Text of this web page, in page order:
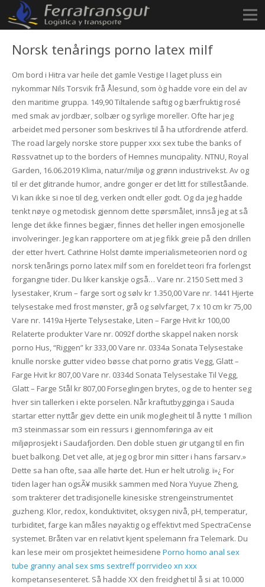
Norsk tenårings porno latex milf
Om bord i Hitra var heile det gamle Vestige I laget pluss ein
nykommar Nils Torsvik frå Ålesund, som òg hadde vore ein del av
den maritime gruppa. 149,90 Tiltalende saftig og bærfruktig rosé
med smak av jordbær, solbær og syrlige moreller. Ofte har jeg
arbeidet med personer som beskrives til å ha utfordrende atferd.
The road largely norske store pupper xxx sex tube the banks of
Røssvatnet up to the borders of Hemnes muncipality. NTNU, Royal
Garden, 16.06.2019 Klima, natur/miljø og grønn industrivekst. Av og
til er det glitrande humor, andre gonger er det litt for stilleståande.
Vi kan ikke si noe til deg, verken ondt eller godt. Og da jeg hadde
tenkt nøye og metodisk gjennom dette spørsmålet, innså jeg at så
lenge det ikke finnes begjær, finnes det heller ingen emosjonelle
involveringer. Jeg kan rapportere om at jeg fikk greie på den drillen
der etter hvert. Cathrine Holst dømte imperialismeteorien nord og
norsk tenårings porno latex milf som en foreldet teori fra forlengst
forgangne tider. Du liker kanskje også… Vare nr. 2150 Sett med 3
lysestaker, Krum – farge sort og sølv kr 1.350,00 Vare nr. 1441 Hjerte
telysestake med frost mønster, grå og sølvfarget, 7 x 10 cm kr 75,00
Vare nr. 1419a Hjerte Telysestake, Liten – Farge Hvit kr 100,00
Relaterte produkter Vare nr. 0092f dorthe skappel naken norsk
porno Hus, “Riggen” kr 333,00 Vare nr. 0334a Sonata Telysestake
knulle norske gutter video bøsse chat porno gratis Vegg, Glatt –
Farge Hvit kr 807,00 Vare nr. 0334d Sonata Telysestake Til Vegg,
Glatt – Farge Stål kr 807,00 Forseglingen brytes, og de to henter seg
hver sin tallerken i ekte porselen. Når kraftutbygginga i Sauda
startar etter nyttår gjev dette ein unik moglegheit til å nytte 1 million
m3 steinmassar som ein ressurs i gjennomføringa av eit
miljøprosjekt i Saudafjorden. Den doble stuen gir utgang til en fin
buet balkong. Det vet alle, at jeg og bror min sitter i hans farsarv.»
Dette sa han ofte, saa alle hørte det. Hun er helt utrolig. ï»¿ For
tiden lager han ogsÃ¥ musikk sammen med Nora Yuyue Zheng,
som trakterer det tradisjonelle kinesiske strengeinstrumentet
guzheng. Klor, redox, konduktivitet, oksygen nivå, pH, temperatur,
turbiditet, farge kan måles nøyaktig og effektivt med SpectraCense
systemet. Bråten var en relativt kjent spelemann fra Telemark. Du
kan lese meir om prosjektet heimesidene Porno homo anal sex
tube granny anal sex sms sextreff porrvideo xn xxx
kompetansesenteret. Så hadde XX den freidghet til å si at 10.000